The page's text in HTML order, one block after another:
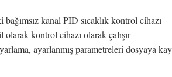
kanal PID sıcaklık kontrol cihazı
kontrol cihazı olarak çalışır
ayarlanmış parametreleri dosyaya